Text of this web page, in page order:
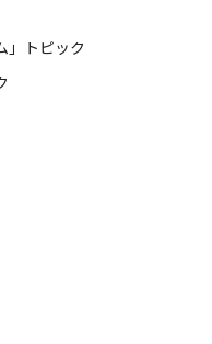
」トピック